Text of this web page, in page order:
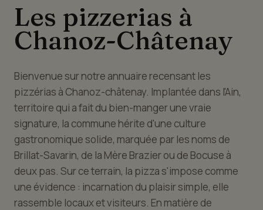
Les pizzerias à
Chanoz-Châtenay
Bienvenue sur notre annuaire recensant les
pizzérias à Chanoz-châtenay. Implantée dans l'Ain,
territoire qui a fait du bien-manger une vraie
signature, la commune hérite d'une culture
gastronomique solide, marquée par les noms de
Brillat-Savarin, de la Mère Brazier ou de Bocuse à
deux pas. Sur ce terrain, la pizza s'impose comme
une évidence : incarnation du plaisir simple, elle
rassemble locaux et visiteurs. En matière de